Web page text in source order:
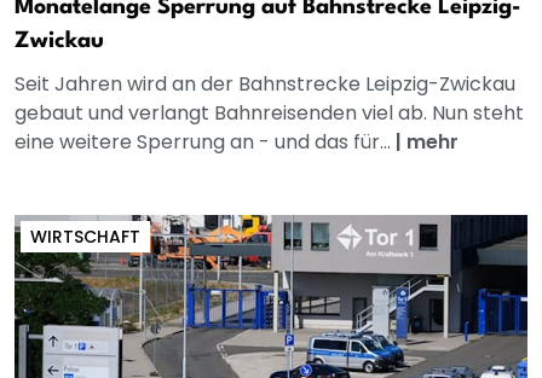
Monatelange Sperrung auf Bahnstrecke Leipzig-
Zwickau
Seit Jahren wird an der Bahnstrecke Leipzig-Zwickau
gebaut und verlangt Bahnreisenden viel ab. Nun steht
eine weitere Sperrung an - und das für... | mehr
WIRTSCHAFT